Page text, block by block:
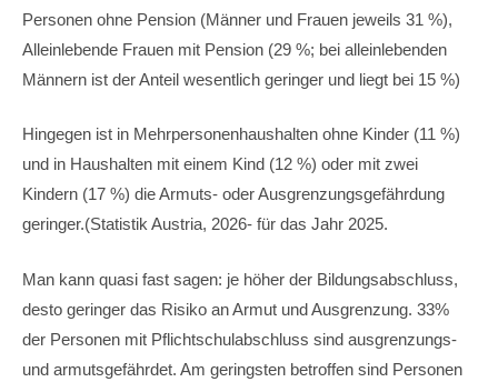
Personen ohne Pension (Männer und Frauen jeweils 31 %),
Alleinlebende Frauen mit Pension (29 %; bei alleinlebenden
Männern ist der Anteil wesentlich geringer und liegt bei 15 %)
Hingegen ist in Mehrpersonenhaushalten ohne Kinder (11 %)
und in Haushalten mit einem Kind (12 %) oder mit zwei
Kindern (17 %) die Armuts- oder Ausgrenzungsgefährdung
geringer.(Statistik Austria, 2026- für das Jahr 2025.
Man kann quasi fast sagen: je höher der Bildungsabschluss,
desto geringer das Risiko an Armut und Ausgrenzung. 33%
der Personen mit Pflichtschulabschluss sind ausgrenzungs-
und armutsgefährdet. Am geringsten betroffen sind Personen